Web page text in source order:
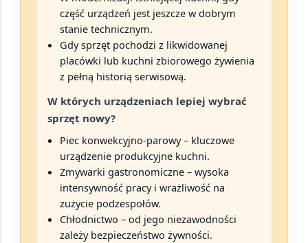
część urządzeń jest jeszcze w dobrym
stanie technicznym.
Gdy sprzęt pochodzi z likwidowanej
placówki lub kuchni zbiorowego żywienia
z pełną historią serwisową.
W których urządzeniach lepiej wybrać
sprzęt nowy?
Piec konwekcyjno-parowy– kluczowe
urządzenie produkcyjne kuchni.
Zmywarki gastronomiczne – wysoka
intensywność pracy i wrażliwość na
zużycie podzespołów.
Chłodnictwo – od jego niezawodności
zależy bezpieczeństwo żywności.